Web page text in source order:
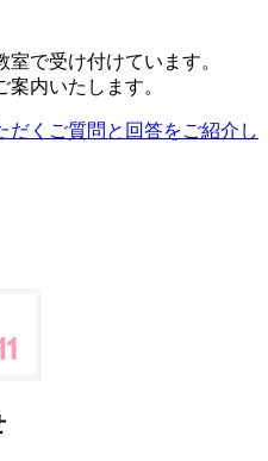
で受け付けています。
内いたします。
くご質問と回答をご紹介し